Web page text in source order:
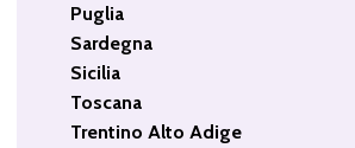
Puglia
Sardegna
Sicilia
Toscana
Trentino Alto Adige